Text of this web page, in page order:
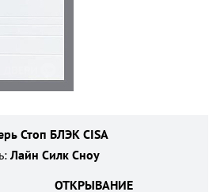
Стоп БЛЭК CISA
Лайн Силк Сноу
ОТКРЫВАНИЕ